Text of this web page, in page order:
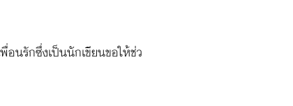
พื่อนรักซึ่งเป็นนักเขียนขอให้ช่ว